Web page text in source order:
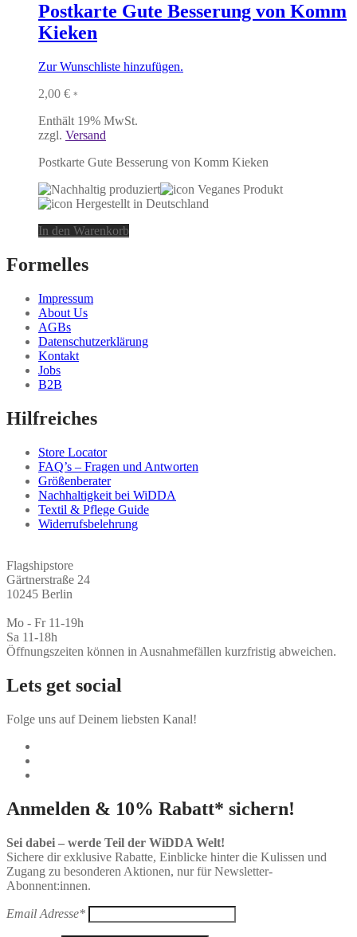
Postkarte Gute Besserung von Komm
Kieken
Zur Wunschliste hinzufügen.
2,00 € *
Enthält 19% MwSt.
zzgl. Versand
Postkarte Gute Besserung von Komm Kieken
In den Warenkorb
Formelles
Impressum
About Us
AGBs
Datenschutzerklärung
Kontakt
Jobs
B2B
Hilfreiches
Store Locator
FAQ’s – Fragen und Antworten
Größenberater
Nachhaltigkeit bei WiDDA
Textil & Pflege Guide
Widerrufsbelehrung
Flagshipstore
Gärtnerstraße 24
10245 Berlin
Mo - Fr 11-19h
Sa 11-18h
Öffnungszeiten können in Ausnahmefällen kurzfristig abweichen.
Lets get social
Folge uns auf Deinem liebsten Kanal!
Anmelden & 10% Rabatt* sichern!
Sei dabei – werde Teil der WiDDA Welt!
Sichere dir exklusive Rabatte, Einblicke hinter die Kulissen und
Zugang zu besonderen Aktionen, nur für Newsletter-
Abonnent:innen.
Email Adresse*